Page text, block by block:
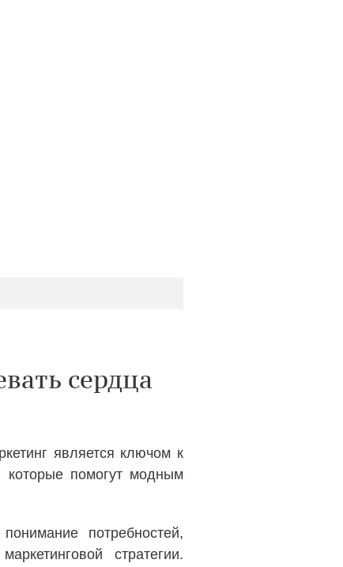
сердца
является ключом к
которые помогут модным
потребностей,
стратегии.